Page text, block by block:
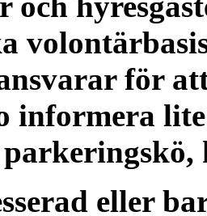
för
informera
eller